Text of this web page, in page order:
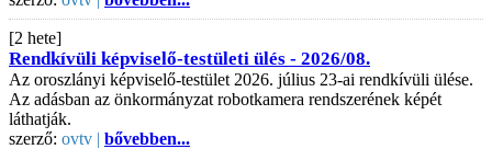
[2 hete]
Rendkívüli képviselő-testületi ülés - 2026/08.
Az oroszlányi képviselő-testület 2026. július 23-ai rendkívüli ülése.
Az adásban az önkormányzat robotkamera rendszerének képét
láthatják.
szerző: ovtv | bővebben...